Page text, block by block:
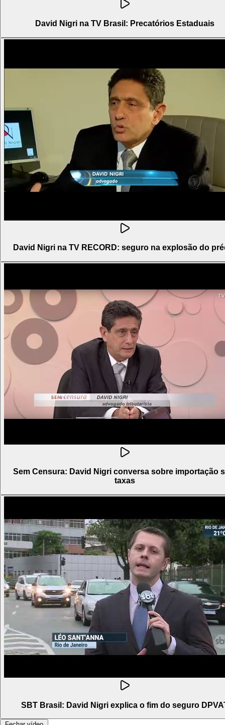
David Nigri na TV Brasil: Precatórios Estaduais
David Nigri na TV RECORD: seguro na explosão do
Sem Censura: David Nigri conversa sobre importação
taxas
SBT Brasil: David Nigri explica o fim do seguro